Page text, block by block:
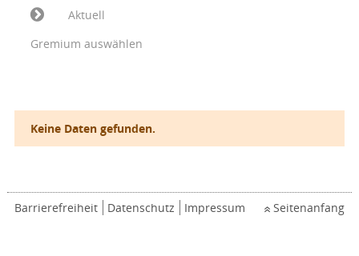
Aktuell
Gremium auswählen
Keine Daten gefunden.
Barrierefreiheit Datenschutz Impressum Seitenanfang